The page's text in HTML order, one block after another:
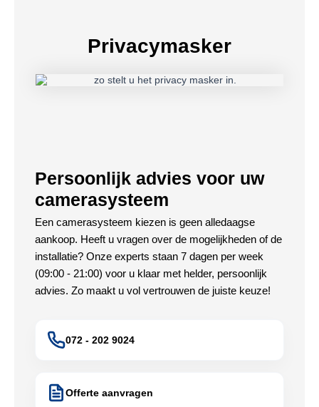
Privacymasker
Persoonlijk advies voor uw
camerasysteem
Een camerasysteem kiezen is geen alledaagse
aankoop. Heeft u vragen over de mogelijkheden of de
installatie? Onze experts staan 7 dagen per week
(09:00 - 21:00) voor u klaar met helder, persoonlijk
advies. Zo maakt u vol vertrouwen de juiste keuze!
072 - 202 9024
Offerte aanvragen